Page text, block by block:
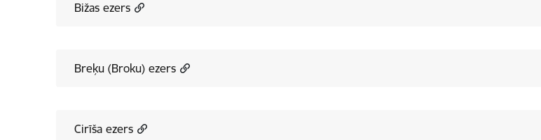
Bižas ezers
Breķu (Broku) ezers
Cirīša ezers